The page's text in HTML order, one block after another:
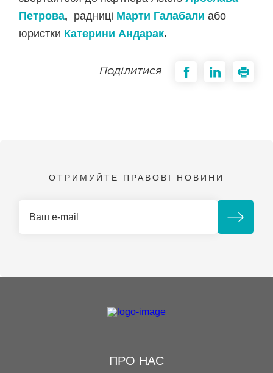
Петрова, радниці Марти Галабали або
юристки Катерини Андарак.
Поділитися
ОТРИМУЙТЕ ПРАВОВІ НОВИНИ
ПРО НАС